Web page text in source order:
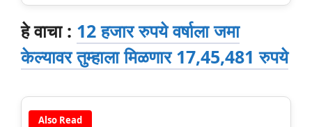
हे वाचा : 12 हजार रुपये वर्षाला जमा
केल्यावर तुम्हाला मिळणार 17,45,481 रुपये
Also Read